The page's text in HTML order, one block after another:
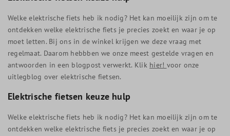
Welke elektrische fiets heb ik nodig? Het kan moeilijk zijn om te
ontdekken welke elektrische fiets je precies zoekt en waar je op
moet letten. Bij ons in de winkel krijgen we deze vraag met
regelmaat. Daarom hebbben we onze meest gestelde vragen en
antwoorden in een blogpost verwerkt. Klik hier! voor onze
uitlegblog over elektrische fietsen.
Elektrische fietsen keuze hulp
Welke elektrische fiets heb ik nodig? Het kan moeilijk zijn om te
ontdekken welke elektrische fiets je precies zoekt en waar je op